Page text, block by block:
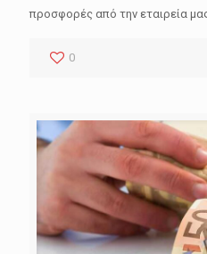
προσφορές από την εταιρεία
0